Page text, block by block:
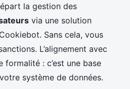
la gestion des
via une solution
Sans cela, vous
L’alignement avec
formalité : c’est une base
système de données.